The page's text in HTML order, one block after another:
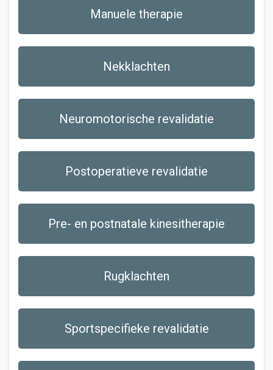
Manuele therapie
Nekklachten
Neuromotorische revalidatie
Postoperatieve revalidatie
Pre- en postnatale kinesitherapie
Rugklachten
Sportspecifieke revalidatie